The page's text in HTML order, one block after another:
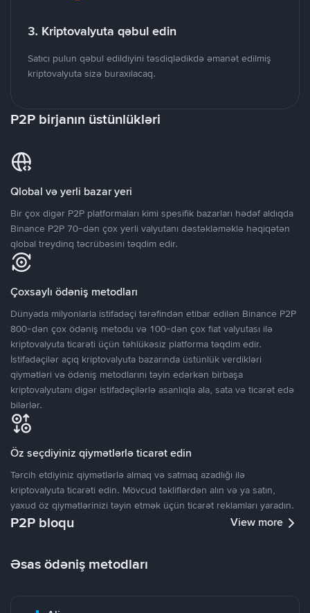
3. Kriptovalyuta qəbul edin
Satıcı pulun qəbul edildiyini təsdiqlədikdə əmanət edilmiş
kriptovalyuta sizə buraxılacaq.
P2P birjanın üstünlükləri
Qlobal və yerli bazar yeri
Bir çox digər P2P platformaları kimi spesifik bazarları hədəf aldıqda
Binance P2P 70-dən çox yerli valyutanı dəstəkləməklə həqiqətən
qlobal treydinq təcrübəsini təqdim edir.
Çoxsaylı ödəniş metodları
Dünyada milyonlarla istifadəçi tərəfindən etibar edilən Binance P2P
800-dən çox ödəniş metodu və 100-dən çox fiat valyutası ilə
kriptovalyuta ticarəti üçün təhlükəsiz platforma təqdim edir.
İstifadəçilər açıq kriptovalyuta bazarında üstünlük verdikləri
qiymətləri və ödəniş metodlarını təyin edərkən birbaşa
kriptovalyutanı digər istifadəçilərlə asanlıqla ala, sata və ticarət edə
bilərlər.
Öz seçdiyiniz qiymətlərlə ticarət edin
Tərcih etdiyiniz qiymətlərlə almaq və satmaq azadlığı ilə
kriptovalyuta ticarəti edin. Mövcud təkliflərdən alın və ya satın,
yaxud öz qiymətlərinizi təyin etmək üçün ticarət reklamları yaradın.
P2P bloqu View more
Əsas ödəniş metodları